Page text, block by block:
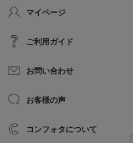
マイページ
ご利用ガイド
お問い合わせ
お客様の声
コンフォタについて